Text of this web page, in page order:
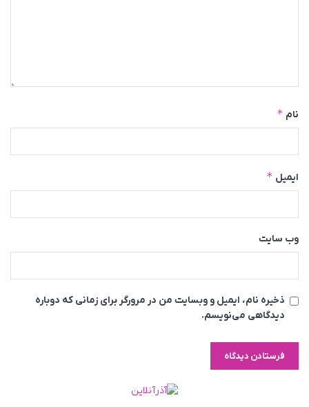
نام *
ایمیل *
وب‌ سایت
ذخیره نام، ایمیل و وبسایت من در مرورگر برای زمانی که دوباره
دیدگاهی می‌نویسم.